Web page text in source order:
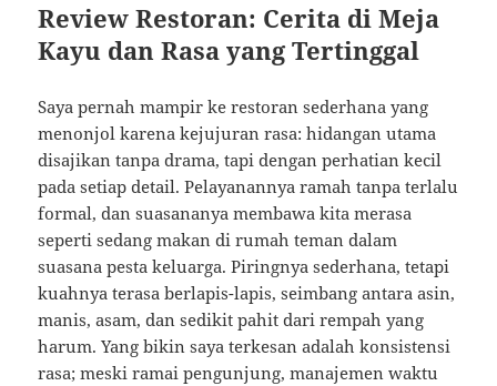
Review Restoran: Cerita di Meja
Kayu dan Rasa yang Tertinggal
Saya pernah mampir ke restoran sederhana yang
menonjol karena kejujuran rasa: hidangan utama
disajikan tanpa drama, tapi dengan perhatian kecil
pada setiap detail. Pelayanannya ramah tanpa terlalu
formal, dan suasananya membawa kita merasa
seperti sedang makan di rumah teman dalam
suasana pesta keluarga. Piringnya sederhana, tetapi
kuahnya terasa berlapis-lapis, seimbang antara asin,
manis, asam, dan sedikit pahit dari rempah yang
harum. Yang bikin saya terkesan adalah konsistensi
rasa; meski ramai pengunjung, manajemen waktu